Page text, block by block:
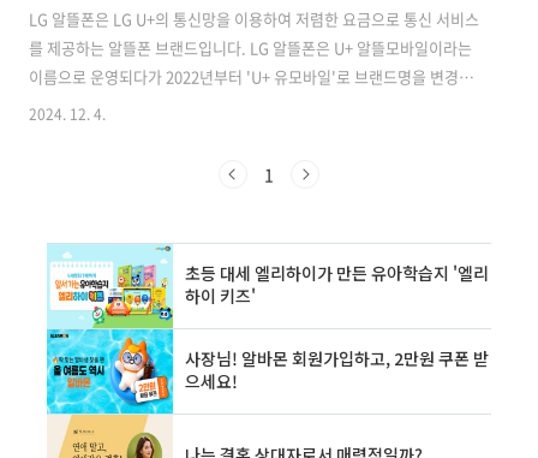
LG 알뜰폰은 LG U+의 통신망을 이용하여 저렴한 요금으로 통신 서비스
를 제공하는 알뜰폰 브랜드입니다. LG 알뜰폰은 U+ 알뜰모바일이라는
이름으로 운영되다가 2022년부터 'U+ 유모바일'로 브랜드명을 변경하
였습니다. 고객들의 편의를 위해 다양한 방식의 고객 지원 서비스를 제공
합니다. LG 알뜰폰 고객센터는 요금 조회, 요금제 변경, 부가서비스 신
으로 관리하고 문제를 신속하게 해결할 수 있습니다. ✅LG 알뜰폰 고객
센터에 대해 더 자세히 알아보세요! LG 알뜰폰 고객센터 공식 안내 페
이..
2024. 12. 4.
1